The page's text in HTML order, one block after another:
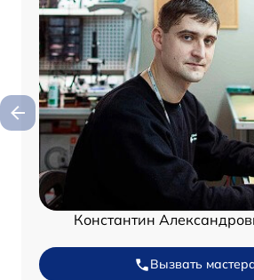
Константин
Вызвать